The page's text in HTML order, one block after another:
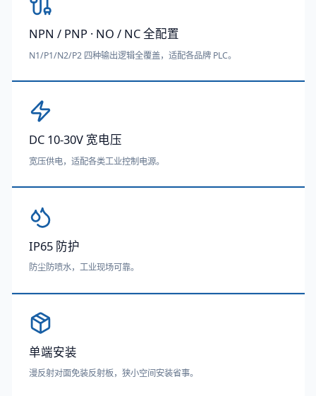
NPN / PNP · NO / NC 全配置
N1/P1/N2/P2 四种输出逻辑全覆盖，适配各品牌 PLC。
DC 10-30V 宽电压
宽压供电，适配各类工业控制电源。
IP65 防护
防尘防喷水，工业现场可靠。
单端安装
漫反射对面免装反射板，狭小空间安装省事。